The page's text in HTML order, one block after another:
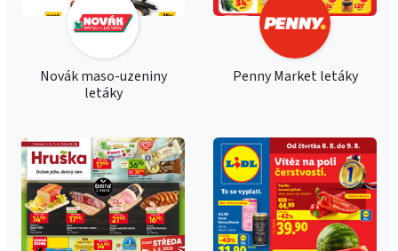
Novák maso-uzeniny
letáky
Penny Market letáky